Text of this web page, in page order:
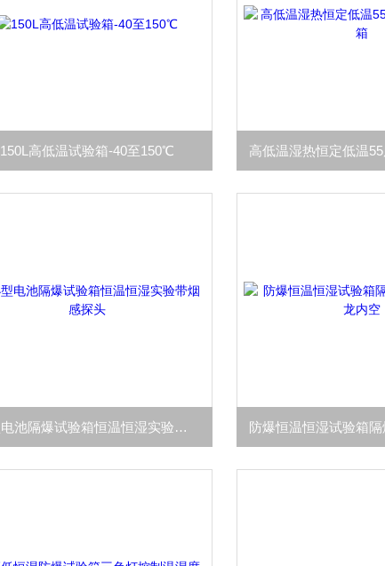
150L高低温试验箱-40至150℃
小型电池隔爆试验箱恒温恒湿实验带烟感探头